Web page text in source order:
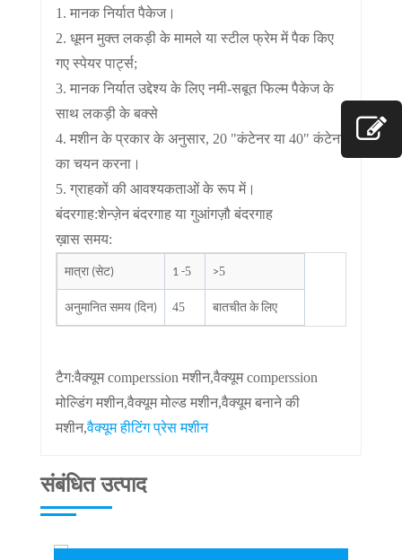
1. मानक निर्यात पैकेज।
2. धूमन मुक्त लकड़ी के मामले या स्टील फ्रेम में पैक किए
गए स्पेयर पार्ट्स;
3. मानक निर्यात उद्देश्य के लिए नमी-सबूत फिल्म पैकेज के
साथ लकड़ी के बक्से
4. मशीन के प्रकार के अनुसार, 20 "कंटेनर या 40" कंटेनर
का चयन करना।
5. ग्राहकों की आवश्यकताओं के रूप में।
बंदरगाह:शेन्ज़ेन बंदरगाह या गुआंगज़ौ बंदरगाह
ख़ास समय:
मात्रा (सेट) 1 -5 >5
अनुमानित समय (दिन) 45 बातचीत के लिए
टैग:वैक्यूम comperssion मशीन,वैक्यूम comperssion
मोल्डिंग मशीन,वैक्यूम मोल्ड मशीन,वैक्यूम बनाने की
मशीन,वैक्यूम हीटिंग प्रेस मशीन
संबंधित उत्पाद